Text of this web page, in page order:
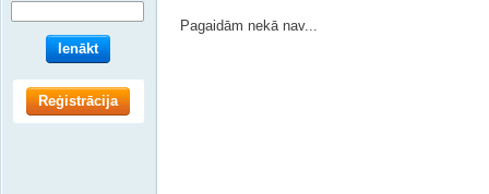
Pagaidām nekā nav...
Ienākt
Reģistrācija